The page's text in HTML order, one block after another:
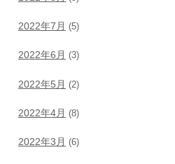
2022年7月 (5)
2022年6月 (3)
2022年5月 (2)
2022年4月 (8)
2022年3月 (6)